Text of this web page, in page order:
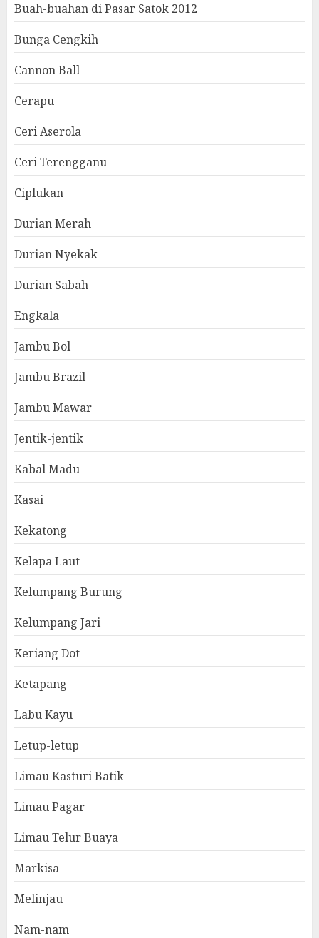
Buah-buahan di Pasar Satok 2012
Bunga Cengkih
Cannon Ball
Cerapu
Ceri Aserola
Ceri Terengganu
Ciplukan
Durian Merah
Durian Nyekak
Durian Sabah
Engkala
Jambu Bol
Jambu Brazil
Jambu Mawar
Jentik-jentik
Kabal Madu
Kasai
Kekatong
Kelapa Laut
Kelumpang Burung
Kelumpang Jari
Keriang Dot
Ketapang
Labu Kayu
Letup-letup
Limau Kasturi Batik
Limau Pagar
Limau Telur Buaya
Markisa
Melinjau
Nam-nam